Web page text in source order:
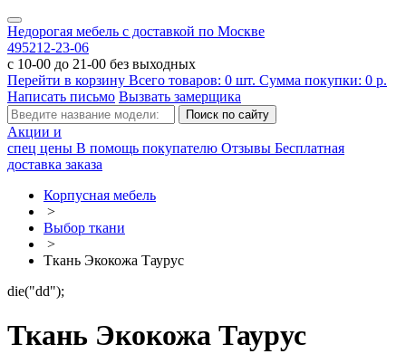
Недорогая мебель с доставкой по Москве
495212-23-06
с 10-00 до 21-00 без выходных
Перейти в корзину Всего товаров: 0 шт. Сумма покупки: 0 р.
Написать письмо Вызвать замерщика
Акции и
спец цены В помощь покупателю Отзывы Бесплатная
доставка заказа
Корпусная мебель
>
Выбор ткани
>
Ткань Экокожа Таурус
die("dd");
Ткань Экокожа Таурус